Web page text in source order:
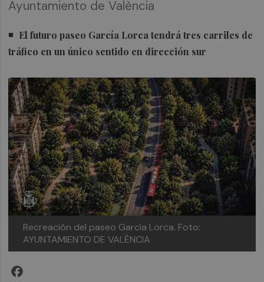
Ayuntamiento de València
El futuro paseo García Lorca tendrá tres carriles de
tráfico en un único sentido en dirección sur
Recreación del paseo García Lorca. Foto:
AYUNTAMIENTO DE VALÈNCIA